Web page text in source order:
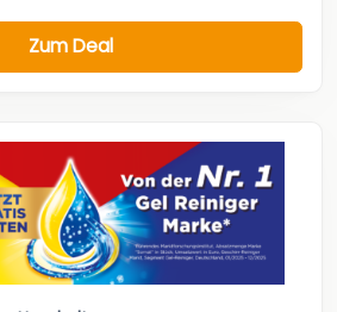
Zum Deal